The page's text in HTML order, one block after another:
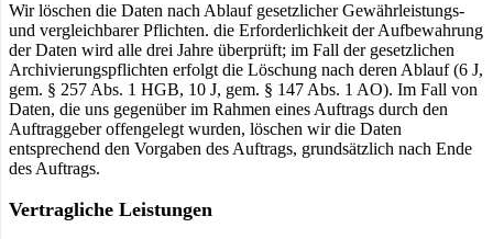
Wir löschen die Daten nach Ablauf gesetzlicher Gewährleistungs-
und vergleichbarer Pflichten. die Erforderlichkeit der Aufbewahrung
der Daten wird alle drei Jahre überprüft; im Fall der gesetzlichen
Archivierungspflichten erfolgt die Löschung nach deren Ablauf (6 J,
gem. § 257 Abs. 1 HGB, 10 J, gem. § 147 Abs. 1 AO). Im Fall von
Daten, die uns gegenüber im Rahmen eines Auftrags durch den
Auftraggeber offengelegt wurden, löschen wir die Daten
entsprechend den Vorgaben des Auftrags, grundsätzlich nach Ende
des Auftrags.
Vertragliche Leistungen